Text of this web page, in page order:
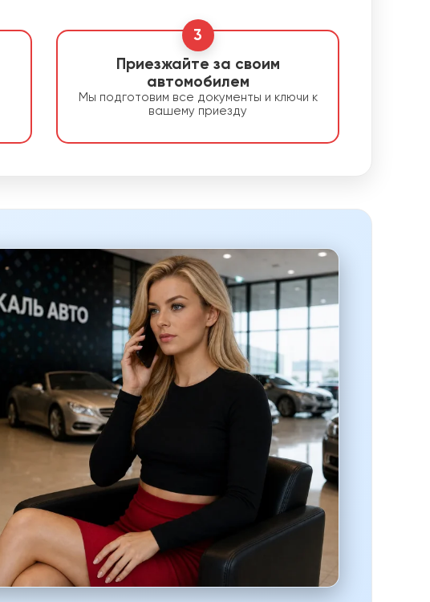
3
Приезжайте за своим
автомобилем
Мы подготовим все документы и ключи к
вашему приезду